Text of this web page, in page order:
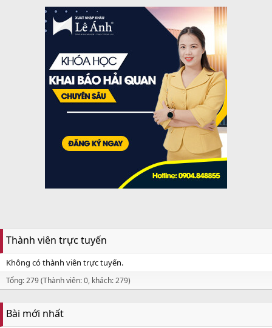
Thành viên trực tuyến
Không có thành viên trực tuyến.
Tổng: 279 (Thành viên: 0, khách: 279)
Bài mới nhất